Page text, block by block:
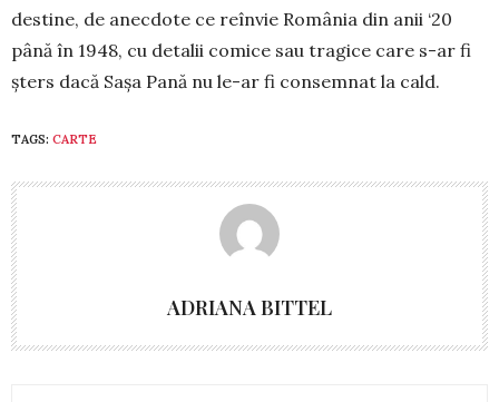
destine, de anecdote ce reînvie România din anii ‘20
până în 1948, cu detalii comice sau tra­gice care s-ar fi
șters dacă Sașa Pană nu le-ar fi con­semnat la cald.
TAGS: CARTE
ADRIANA BITTEL